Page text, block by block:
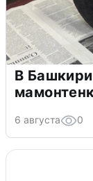
В
6 августа 0